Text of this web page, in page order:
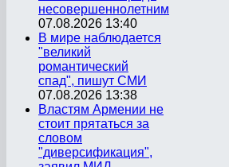
несовершеннолетним
07.08.2026 13:40
В мире наблюдается
"великий
романтический
спад", пишут СМИ
07.08.2026 13:38
Властям Армении не
стоит прятаться за
словом
"диверсификация",